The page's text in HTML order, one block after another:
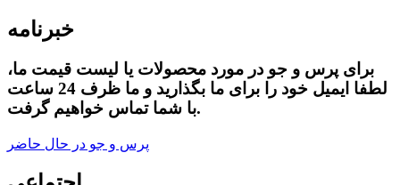
خبرنامه
برای پرس و جو در مورد محصولات یا لیست قیمت ما،
لطفا ایمیل خود را برای ما بگذارید و ما ظرف 24 ساعت
با شما تماس خواهیم گرفت.
پرس و جو در حال حاضر